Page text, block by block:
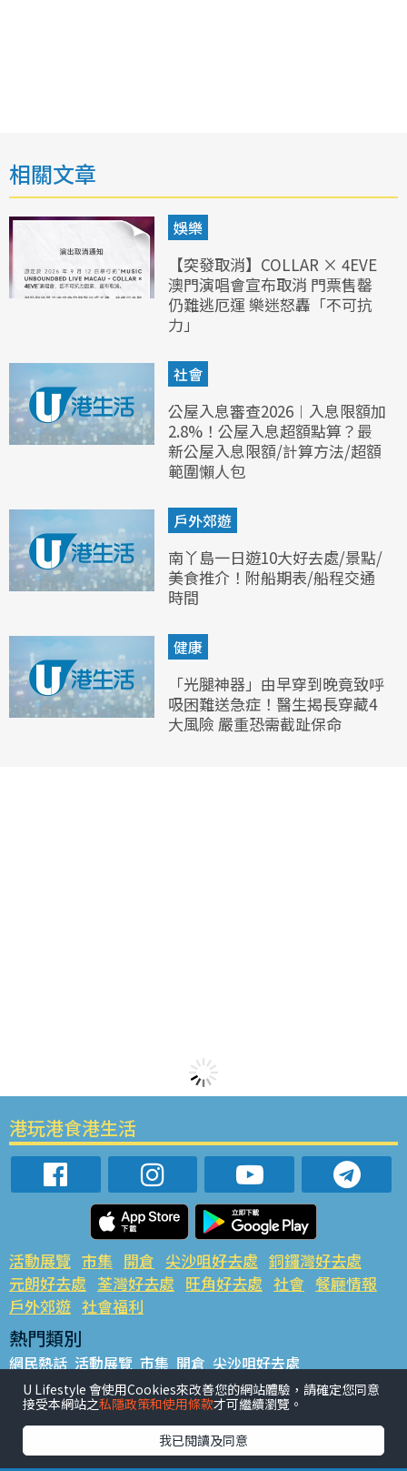
相關文章
娛樂
【突發取消】COLLAR × 4EVE
澳門演唱會宣布取消 門票售罄
仍難逃厄運 樂迷怒轟「不可抗
力」
社會
公屋入息審查2026︱入息限額加
2.8%！公屋入息超額點算？最
新公屋入息限額/計算方法/超額
範圍懶人包
戶外郊遊
南丫島一日遊10大好去處/景點/
美食推介！附船期表/船程交通
時間
健康
「光腿神器」由早穿到晚竟致呼
吸困難送急症！醫生揭長穿藏4
大風險 嚴重恐需截趾保命
港玩港食港生活
活動展覽 市集 開倉 尖沙咀好去處 銅鑼灣好去處
元朗好去處 荃灣好去處 旺角好去處 社會 餐廳情報
戶外郊遊 社會福利
熱門類別
網民熱話 活動展覽 市集 開倉 尖沙咀好去處
銅鑼灣好去處 元朗好去處 荃灣好去處 旺角好去處 社會
餐廳情報 戶外郊遊
熱門標籤
#UGO搵好去處 #人氣活動推介 #美食社群熱話
U Lifestyle 會使用Cookies來改善您的網站體驗，請確定您同意
接受本網站之私隱政策和使用條款才可繼續瀏覽。
我已閱讀及同意